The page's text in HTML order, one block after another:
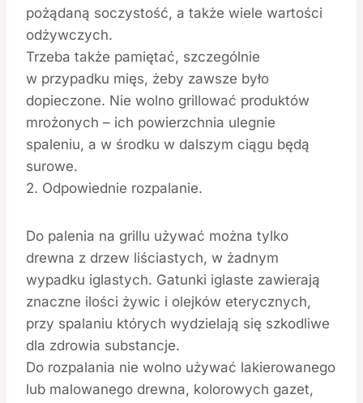
pożądaną soczystość, a także wiele wartości
odżywczych.
Trzeba także pamiętać, szczególnie
w przypadku mięs, żeby zawsze było
dopieczone. Nie wolno grillować produktów
mrożonych – ich powierzchnia ulegnie
spaleniu, a w środku w dalszym ciągu będą
surowe.
2. Odpowiednie rozpalanie.
Do palenia na grillu używać można tylko
drewna z drzew liściastych, w żadnym
wypadku iglastych. Gatunki iglaste zawierają
znaczne ilości żywic i olejków eterycznych,
przy spalaniu których wydzielają się szkodliwe
dla zdrowia substancje.
Do rozpalania nie wolno używać lakierowanego
lub malowanego drewna, kolorowych gazet,